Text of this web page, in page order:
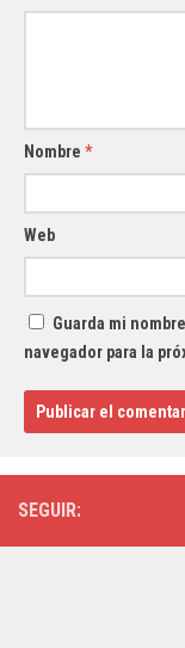
Nombre *
Web
Guarda mi
navegador para la
SEGUIR: